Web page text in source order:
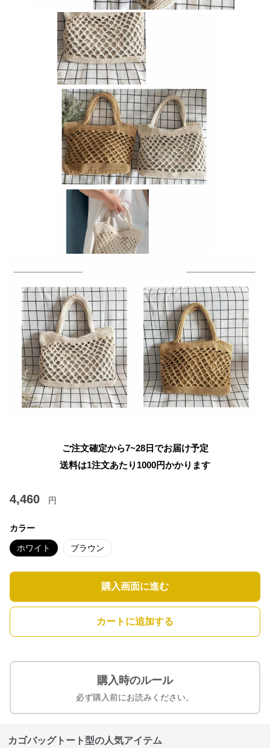
ご注文確定から7~28日でお届け予定
送料は1注文あたり 1000円かかります
4,460 円
カラー
ホワイト ブラウン
購入画面に進む
カートに追加する
購入時のルール
必ず購入前にお読みください。
カゴバッグトート型の人気アイテム